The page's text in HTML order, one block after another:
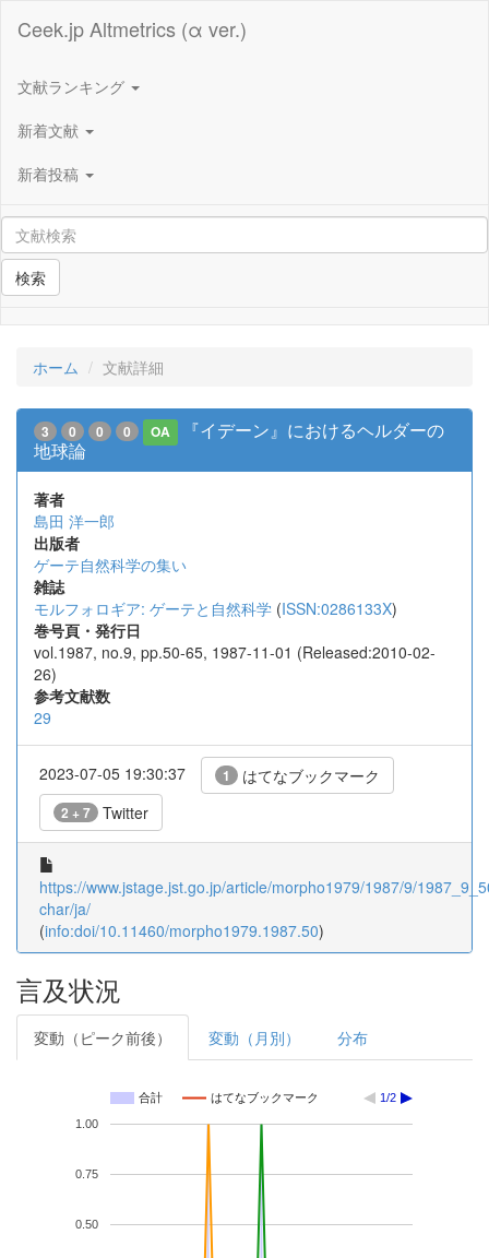
Ceek.jp Altmetrics (α ver.)
文献ランキング
新着文献
新着投稿
検索
ホーム 文献詳細
3 0 0 0 OA
『イデーン』におけるヘルダーの
地球論
著者
島田 洋一郎
出版者
ゲーテ自然科学の集い
雑誌
モルフォロギア: ゲーテと自然科学 (ISSN:0286133X)
巻号頁・発行日
vol.1987, no.9, pp.50-65, 1987-11-01 (Released:2010-02-
26)
参考文献数
29
2023-07-05 19:30:37 1 はてなブックマーク
2 + 7 Twitter
https://www.jstage.jst.go.jp/article/morpho1979/1987/9/
char/ja/
(info:doi/10.11460/morpho1979.1987.50)
言及状況
変動（ピーク前後） 変動（月別） 分布
合計 はてなブックマーク 1/2
0.50
0.75
1.00